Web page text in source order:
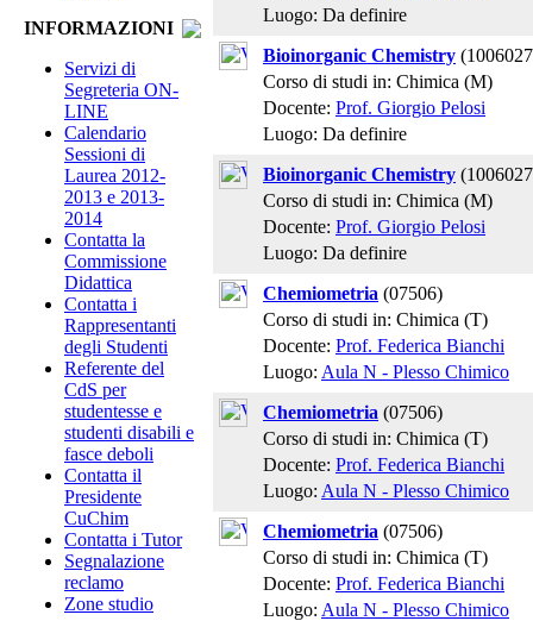
INFORMAZIONI
Servizi di
Segreteria ON-
LINE
Calendario
Sessioni di
Laurea 2012-
2013 e 2013-
2014
Contatta la
Commissione
Didattica
Contatta i
Rappresentanti
degli Studenti
Referente del
CdS per
studentesse e
studenti disabili e
fasce deboli
Contatta il
Presidente
CuChim
Contatta i Tutor
Segnalazione
reclamo
Zone studio
Luogo: Da definire
Bioinorganic Chemistry
Corso di studi in: Chimica (M)
Docente: Prof. Giorgio Pelosi
Luogo: Da definire
Bioinorganic Chemistry
Corso di studi in: Chimica (M)
Docente: Prof. Giorgio Pelosi
Luogo: Da definire
Chemiometria (07506)
Corso di studi in: Chimica (T)
Docente: Prof. Federica Bianchi
Luogo: Aula N - Plesso Chimico
Chemiometria (07506)
Corso di studi in: Chimica (T)
Docente: Prof. Federica Bianchi
Luogo: Aula N - Plesso Chimico
Chemiometria (07506)
Corso di studi in: Chimica (T)
Docente: Prof. Federica Bianchi
Luogo: Aula N - Plesso Chimico